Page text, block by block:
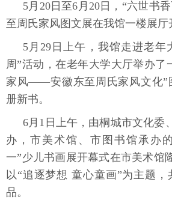
5月20日至6月20日，“六世书
至周氏家风图文展在我馆一楼展厅
5月29日上午，我馆走进老年
周”活动，在老年大学大厅举办了
家风——安徽东至周氏家风文化”
册新书。
6月1日上午，由桐城市文化委
办，市美术馆、市图书馆承办
一”少儿书画展开幕式在市美术馆
以“追逐梦想 童心童画”为主题，
品。